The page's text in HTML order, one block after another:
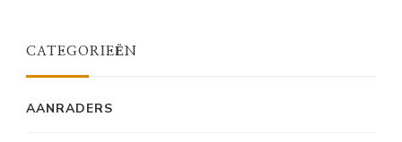
CATEGORIEËN
AANRADERS